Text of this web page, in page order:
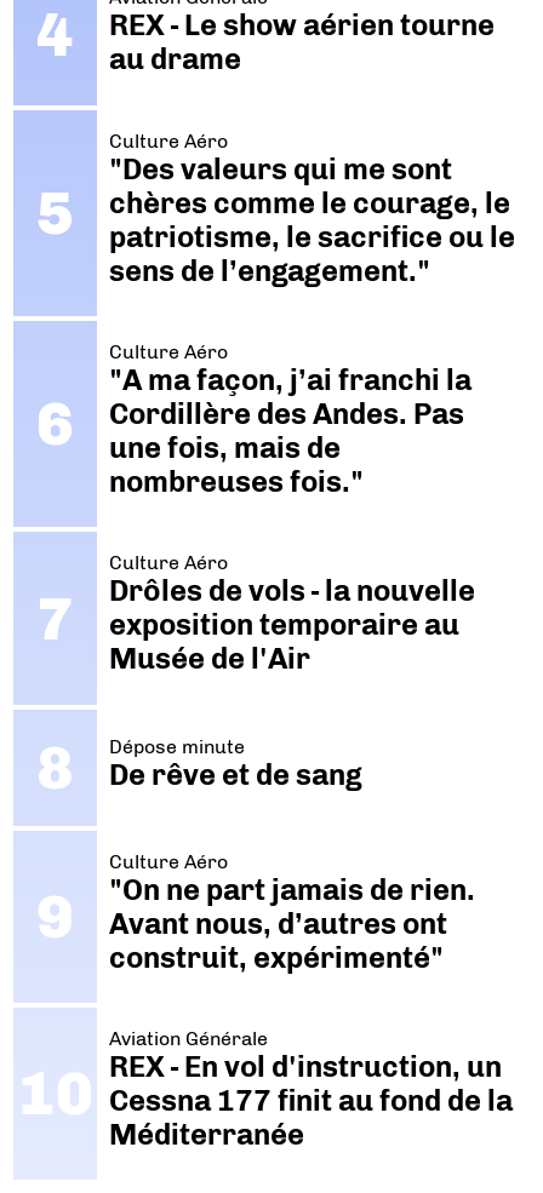
REX - Le show aérien tourne
au drame
Culture Aéro
"Des valeurs qui me sont
chères comme le courage, le
patriotisme, le sacrifice ou le
sens de l’engagement."
Culture Aéro
"A ma façon, j’ai franchi la
Cordillère des Andes. Pas
une fois, mais de
nombreuses fois."
Culture Aéro
Drôles de vols - la nouvelle
exposition temporaire au
Musée de l'Air
Dépose minute
De rêve et de sang
Culture Aéro
"On ne part jamais de rien.
Avant nous, d’autres ont
construit, expérimenté"
Aviation Générale
REX - En vol d'instruction, un
Cessna 177 finit au fond de la
Méditerranée